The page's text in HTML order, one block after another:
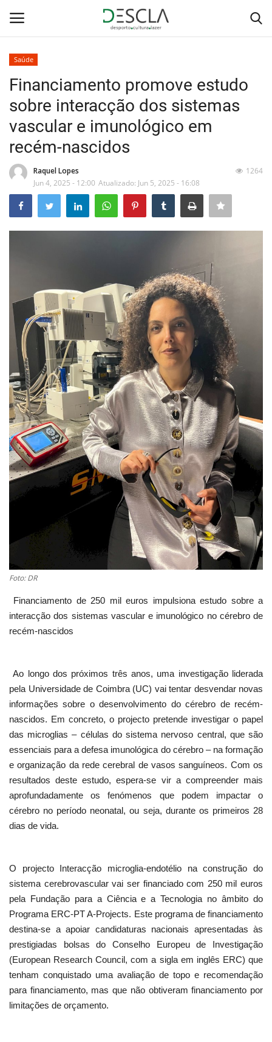
Home
...by Descla
Desporto
Contactos
Sobre Nós
Estatuto Editorial
Saúde
Ficha técnica
Cultura
Lazer
Ambiente
Saúde
Financiamento promove estudo
sobre interacção dos sistemas
vascular e imunológico em
recém-nascidos
Raquel Lopes
Jun 4, 2025 - 12:00 Atualizado: Jun 5, 2025 - 16:08
1264
Foto: DR
Financiamento de 250 mil euros impulsiona estudo sobre a
interacção dos sistemas vascular e imunológico no cérebro de
recém-nascidos
Ao longo dos próximos três anos, uma investigação liderada
pela Universidade de Coimbra (UC) vai tentar desvendar novas
informações sobre o desenvolvimento do cérebro de recém-
nascidos. Em concreto, o projecto pretende investigar o papel
das microglias – células do sistema nervoso central, que são
essenciais para a defesa imunológica do cérebro – na formação
e organização da rede cerebral de vasos sanguíneos. Com os
resultados deste estudo, espera-se vir a compreender mais
aprofundadamente os fenómenos que podem impactar o
cérebro no período neonatal, ou seja, durante os primeiros 28
dias de vida.
O projecto Interacção microglia-endotélio na construção do
sistema cerebrovascular vai ser financiado com 250 mil euros
pela Fundação para a Ciência e a Tecnologia no âmbito do
Programa ERC-PT A-Projects. Este programa de financiamento
destina-se a apoiar candidaturas nacionais apresentadas às
prestigiadas bolsas do Conselho Europeu de Investigação
(European Research Council, com a sigla em inglês ERC) que
tenham conquistado uma avaliação de topo e recomendação
para financiamento, mas que não obtiveram financiamento por
limitações de orçamento.